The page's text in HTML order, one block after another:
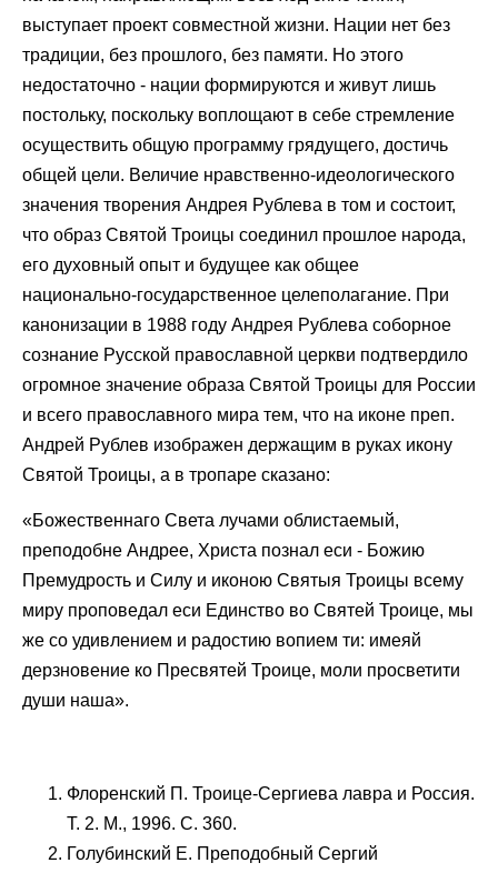
выступает проект совместной жизни. Нации нет без
традиции, без прошлого, без памяти. Но этого
недостаточно - нации формируются и живут лишь
постольку, поскольку воплощают в себе стремление
осуществить общую программу грядущего, достичь
общей цели. Величие нравственно-идеологического
значения творения Андрея Рублева в том и состоит,
что образ Святой Троицы соединил прошлое народа,
его духовный опыт и будущее как общее
национально-государственное целеполагание. При
канонизации в 1988 году Андрея Рублева соборное
сознание Русской православной церкви подтвердило
огромное значение образа Святой Троицы для России
и всего православного мира тем, что на иконе преп.
Андрей Рублев изображен держащим в руках икону
Святой Троицы, а в тропаре сказано:
«Божественнаго Света лучами облистаемый,
преподобне Андрее, Христа познал еси - Божию
Премудрость и Силу и иконою Святыя Троицы всему
миру проповедал еси Единство во Святей Троице, мы
же со удивлением и радостию вопием ти: имеяй
дерзновение ко Пресвятей Троице, моли просветити
души наша».
Флоренский П. Троице-Сергиева лавра и Россия.
Т. 2. М., 1996. С. 360.
Голубинский Е. Преподобный Сергий